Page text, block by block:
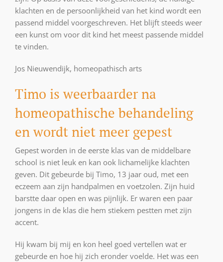
klachten en de persoonlijkheid van het kind wordt een
passend middel voorgeschreven. Het blijft steeds weer
een kunst om voor dit kind het meest passende middel
te vinden.
Jos Nieuwendijk, homeopathisch arts
Timo is weerbaarder na
homeopathische behandeling
en wordt niet meer gepest
Gepest worden in de eerste klas van de middelbare
school is niet leuk en kan ook lichamelijke klachten
geven. Dit gebeurde bij Timo, 13 jaar oud, met een
eczeem aan zijn handpalmen en voetzolen. Zijn huid
barstte daar open en was pijnlijk. Er waren een paar
jongens in de klas die hem stiekem pestten met zijn
accent.
Hij kwam bij mij en kon heel goed vertellen wat er
gebeurde en hoe hij zich eronder voelde. Het was een